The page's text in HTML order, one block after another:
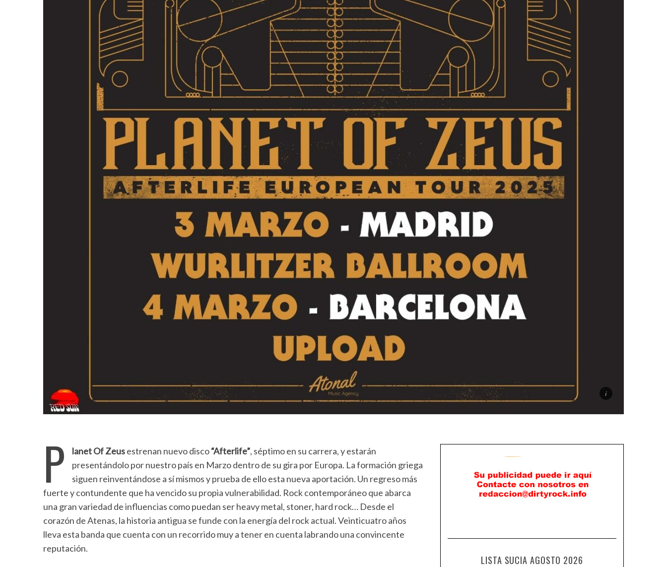
P lanet Of Zeusestrenan nuevo disco“Afterlife”, séptimo en su carrera, y estarán
presentándolo por nuestro país en Marzo dentro de su gira por Europa. La formación griega
siguen reinventándose a sí mismos y prueba de ello esta nueva aportación. Un regreso más
fuerte y contundente que ha vencido su propia vulnerabilidad. Rock contemporáneo que abarca
una gran variedad de influencias como puedan ser heavy metal, stoner, hard rock… Desde el
corazón de Atenas, la historia antigua se funde con la energía del rock actual. Veinticuatro años
lleva esta banda que cuenta con un recorrido muy a tener en cuenta labrando una convincente
reputación.
LISTA SUCIA AGOSTO 2026